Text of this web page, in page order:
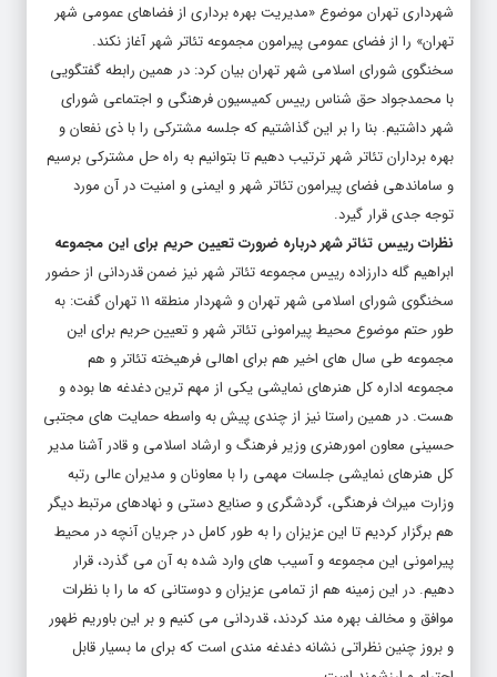
شهرداری تهران موضوع «مدیریت بهره برداری از فضاهای عمومی شهر
تهران» را از فضای عمومی پیرامون مجموعه تئاتر شهر آغاز نکند.
سخنگوی شورای اسلامی شهر تهران بیان کرد: در همین رابطه گفتگویی
با محمدجواد حق شناس رییس کمیسیون فرهنگی و اجتماعی شورای
شهر داشتیم. بنا را بر این گذاشتیم که جلسه مشترکی را با ذی نفعان و
بهره برداران تئاتر شهر ترتیب دهیم تا بتوانیم به راه حل مشترکی برسیم
و ساماندهی فضای پیرامون تئاتر شهر و ایمنی و امنیت در آن مورد
توجه جدی قرار گیرد.
نظرات رییس تئاتر شهر درباره ضرورت تعیین حریم برای این مجموعه
ابراهیم گله دارزاده رییس مجموعه تئاتر شهر نیز ضمن قدردانی از حضور
سخنگوی شورای اسلامی شهر تهران و شهردار منطقه ۱۱ تهران گفت: به
طور حتم موضوع محیط پیرامونی تئاتر شهر و تعیین حریم برای این
مجموعه طی سال های اخیر هم برای اهالی فرهیخته تئاتر و هم
مجموعه اداره کل هنرهای نمایشی یکی از مهم ترین دغدغه ها بوده و
هست. در همین راستا نیز از چندی پیش به واسطه حمایت های مجتبی
حسینی معاون امورهنری وزیر فرهنگ و ارشاد اسلامی و قادر آشنا مدیر
کل هنرهای نمایشی جلسات مهمی را با معاونان و مدیران عالی رتبه
وزارت میراث فرهنگی، گردشگری و صنایع دستی و نهادهای مرتبط دیگر
هم برگزار کردیم تا این عزیزان را به طور کامل در جریان آنچه در محیط
پیرامونی این مجموعه و آسیب های وارد شده به آن می گذرد، قرار
دهیم. در این زمینه هم از تمامی عزیزان و دوستانی که ما را با نظرات
موافق و مخالف بهره مند کردند، قدردانی می کنیم و بر این باوریم ظهور
و بروز چنین نظراتی نشانه دغدغه مندی است که برای ما بسیار قابل